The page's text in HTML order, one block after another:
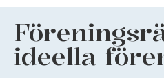
ideella